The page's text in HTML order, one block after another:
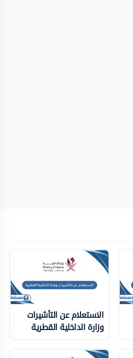
الاستعلام عن التأشيرات
وزارة الداخلية ‏القطرية